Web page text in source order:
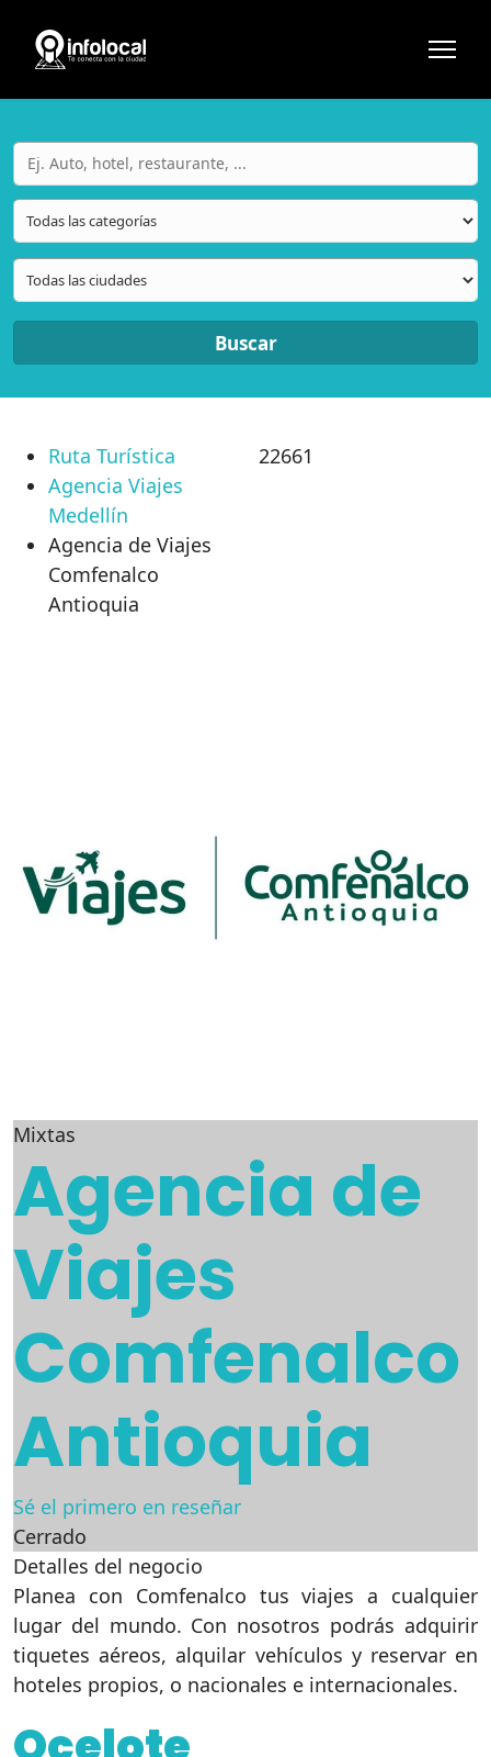
Buscar
Ruta Turística
Agencia Viajes
Medellín
Agencia de Viajes
Comfenalco
Antioquia
22661
Mixtas
Agencia de
Viajes
Comfenalco
Antioquia
Sé el primero en reseñar
Cerrado
Detalles del negocio
Planea con Comfenalco tus viajes a cualquier
lugar del mundo. Con nosotros podrás adquirir
tiquetes aéreos, alquilar vehículos y reservar en
hoteles propios, o nacionales e internacionales.